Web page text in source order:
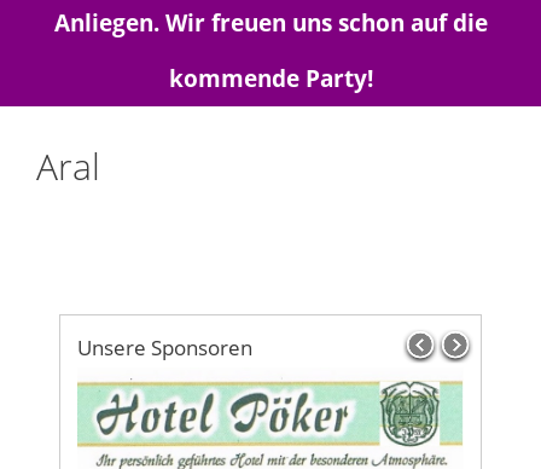
Anliegen. Wir freuen uns schon auf die
kommende Party!
Aral
Unsere Sponsoren